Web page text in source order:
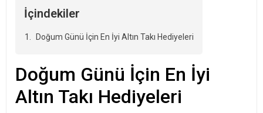
İçindekiler
Doğum Günü İçin En İyi Altın Takı Hediyeleri
Doğum Günü İçin En İyi
Altın Takı Hediyeleri